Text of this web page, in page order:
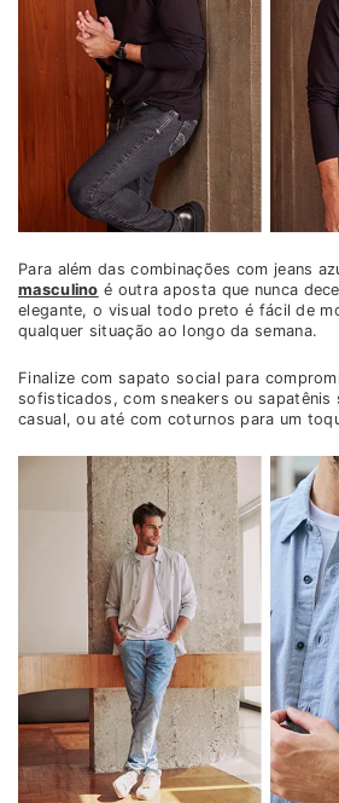
Para além das combinações com jeans
masculino é outra aposta que nunca
elegante, o visual todo preto é fácil de
qualquer situação ao longo da semana.
Finalize com sapato social para
sofisticados, com sneakers ou sapatênis
casual, ou até com coturnos para um